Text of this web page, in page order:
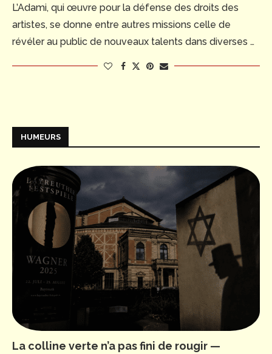
L’Adami, qui œuvre pour la défense des droits des
artistes, se donne entre autres missions celle de
révéler au public de nouveaux talents dans diverses …
HUMEURS
La colline verte n’a pas fini de rougir —